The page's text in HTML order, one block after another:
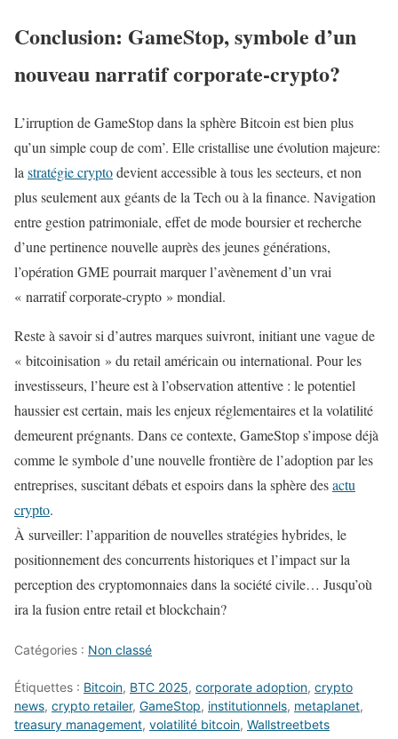
Conclusion: GameStop, symbole d’un
nouveau narratif corporate-crypto?
L’irruption de GameStop dans la sphère Bitcoin est bien plus
qu’un simple coup de com’. Elle cristallise une évolution majeure:
la stratégie cryptodevient accessible à tous les secteurs, et non
plus seulement aux géants de la Tech ou à la finance. Navigation
entre gestion patrimoniale, effet de mode boursier et recherche
d’une pertinence nouvelle auprès des jeunes générations,
l’opération GME pourrait marquer l’avènement d’un vrai
« narratif corporate-crypto » mondial.
Reste à savoir si d’autres marques suivront, initiant une vague de
« bitcoinisation » du retail américain ou international. Pour les
investisseurs, l’heure est à l’observation attentive : le potentiel
haussier est certain, mais les enjeux réglementaires et la volatilité
demeurent prégnants. Dans ce contexte, GameStop s’impose déjà
comme le symbole d’une nouvelle frontière de l’adoption par les
entreprises, suscitant débats et espoirs dans la sphère desactu
crypto.
À surveiller: l’apparition de nouvelles stratégies hybrides, le
positionnement des concurrents historiques et l’impact sur la
perception des cryptomonnaies dans la société civile… Jusqu’où
ira la fusion entre retail et blockchain?
Catégories : Non classé
Étiquettes : Bitcoin, BTC 2025, corporate adoption, crypto
news, crypto retailer, GameStop, institutionnels, metaplanet,
treasury management, volatilité bitcoin, Wallstreetbets